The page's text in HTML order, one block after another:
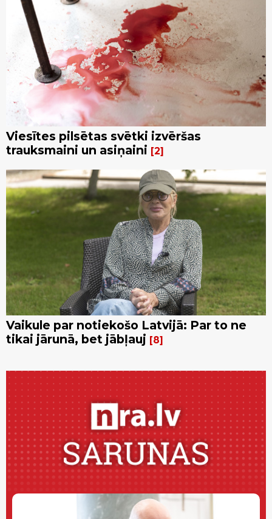
Viesītes pilsētas svētki izvēršas
trauksmaini un asiņaini
2
Vaikule par notiekošo Latvijā: Par to ne
tikai jārunā, bet jābļauj
8